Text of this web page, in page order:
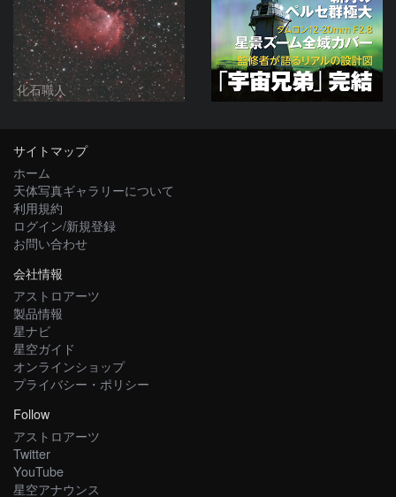
化石職人
サイトマップ
ホーム
天体写真ギャラリーについて
利用規約
ログイン/新規登録
お問い合わせ
会社情報
アストロアーツ
製品情報
星ナビ
星空ガイド
オンラインショップ
プライバシー・ポリシー
Follow
アストロアーツ
Twitter
YouTube
星空アナウンス